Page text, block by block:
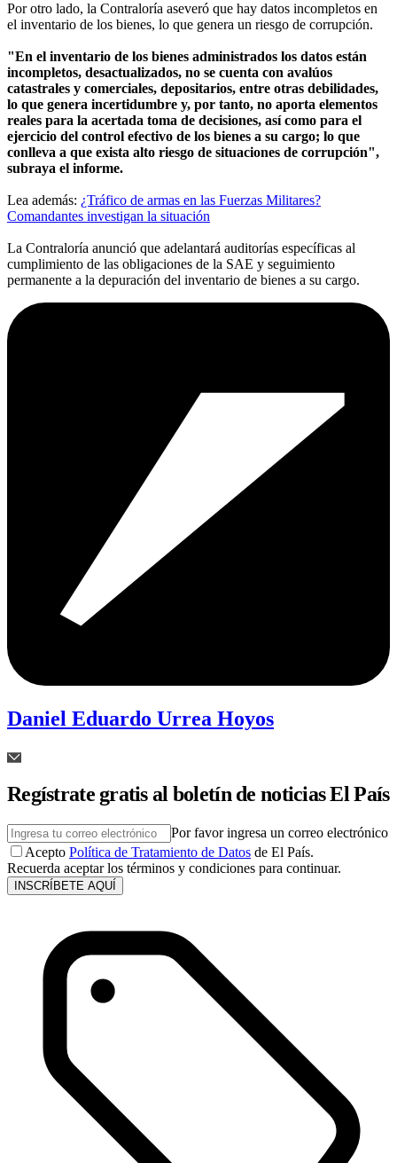
Por otro lado, la Contraloría aseveró que hay datos incompletos en
el inventario de los bienes, lo que genera un riesgo de corrupción.
"En el inventario de los bienes administrados los datos están
incompletos, desactualizados, no se cuenta con avalúos
catastrales y comerciales, depositarios, entre otras debilidades,
lo que genera incertidumbre y, por tanto, no aporta elementos
reales para la acertada toma de decisiones, así como para el
ejercicio del control efectivo de los bienes a su cargo; lo que
conlleva a que exista alto riesgo de situaciones de corrupción",
subraya el informe.
Lea además: ¿Tráfico de armas en las Fuerzas Militares?
Comandantes investigan la situación
La Contraloría anunció que adelantará auditorías específicas al
cumplimiento de las obligaciones de la SAE y seguimiento
permanente a la depuración del inventario de bienes a su cargo.
Daniel Eduardo Urrea Hoyos
Regístrate gratis al boletín de noticias El País
Por favor ingresa un correo electrónico
Acepto Política de Tratamiento de Datos de El País.
Recuerda aceptar los términos y condiciones para continuar.
INSCRÍBETE AQUÍ